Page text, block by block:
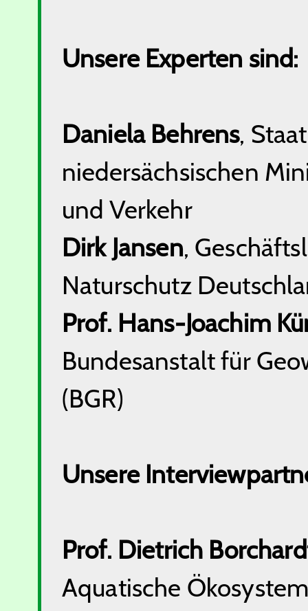
Unsere Experten sind:
Daniela Behrens,
niedersächsischen
und Verkehr
Dirk Jansen,
Naturschutz
Prof. Hans-Joachim
Bundesanstalt für
(BGR)
Unsere
Prof. Dietrich
Aquatische